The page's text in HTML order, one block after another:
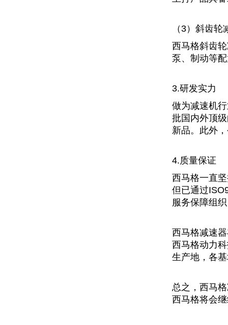
（3）斜齿轮
西马格斜齿
泵、制动等
3.研发实力
做为减速机
批国内外顶
新品。此外
4.质量保证
西马格一直
但已通过
服务保障组
西马格减速
西马格动力
生产地，各
总之，西马
西马格将会